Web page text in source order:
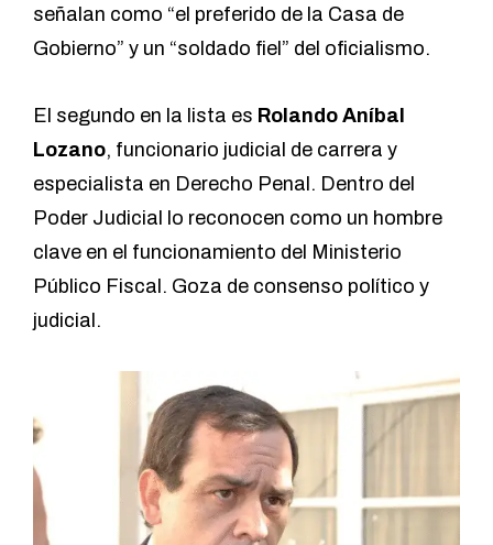
señalan como “el preferido de la Casa de
Gobierno” y un “soldado fiel” del oficialismo.
El segundo en la lista es Rolando Aníbal
Lozano, funcionario judicial de carrera y
especialista en Derecho Penal. Dentro del
Poder Judicial lo reconocen como un hombre
clave en el funcionamiento del Ministerio
Público Fiscal. Goza de consenso político y
judicial.